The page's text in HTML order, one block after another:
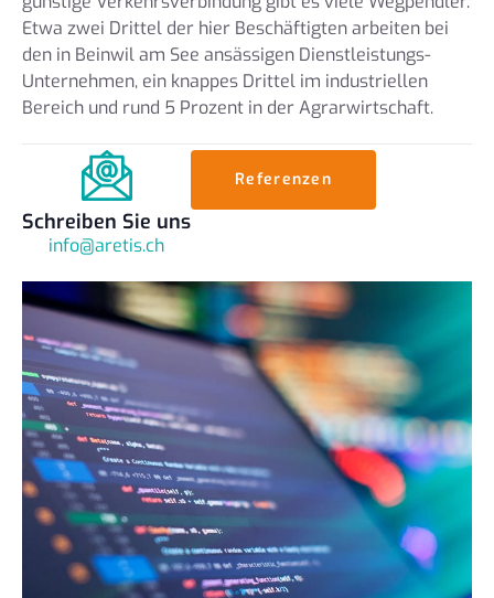
Etwa zwei Drittel der hier Beschäftigten arbeiten bei
den in Beinwil am See ansässigen Dienstleistungs-
Unternehmen, ein knappes Drittel im industriellen
Bereich und rund 5 Prozent in der Agrarwirtschaft.
Schreiben Sie uns
info@aretis.ch
Referenzen